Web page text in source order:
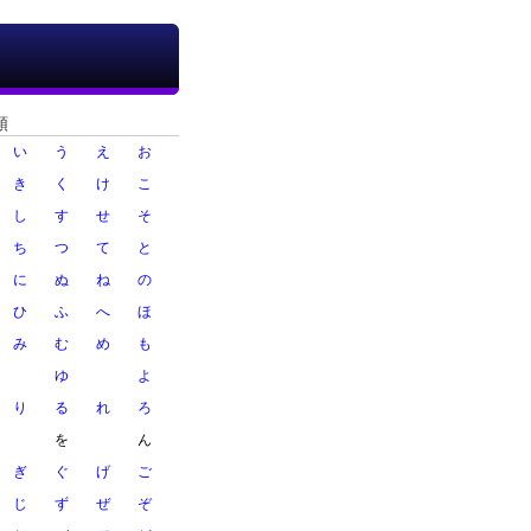
い う え
お
き く け
こ
し す せ
そ
ち つ て
と
に ぬ ね
の
ひ ふ へ
ほ
み む め
も
ゆ
よ
り る れ
ろ
を
ん
ぎ ぐ げ
ご
じ ず ぜ
ぞ